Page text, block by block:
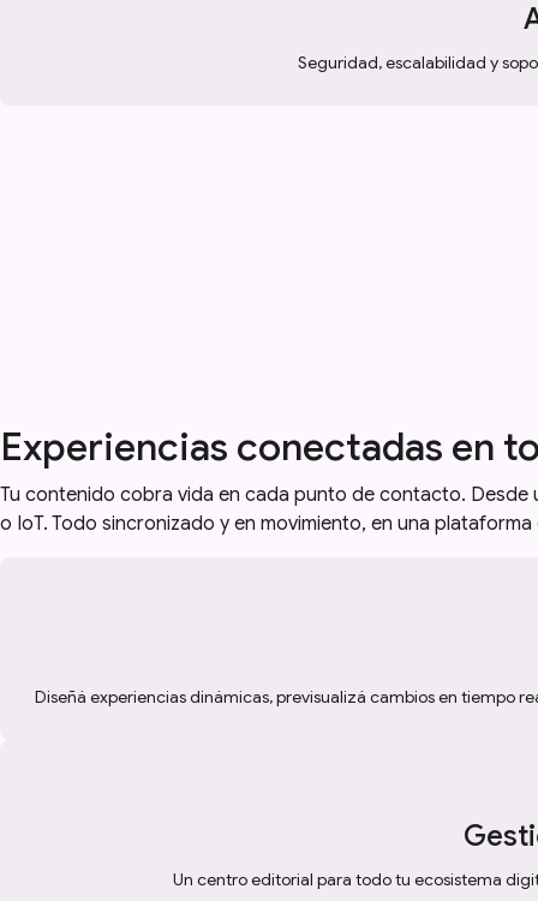
Seguridad, escalabilidad y
Experiencias conectadas en
Tu contenido cobra vida en cada punto de contacto. Desde
o IoT. Todo sincronizado y en movimiento, en una
Diseñá experiencias dinámicas, previsualizá cambios en tiempo
Un centro editorial para todo tu ecosistema